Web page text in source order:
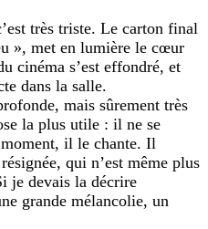
très triste. Le carton final
», met en lumière le cœur
cinéma s’est effondré, et
dans la salle.
mais sûrement très
la plus utile : il ne se
moment, il le chante. Il
qui n’est même plus
je devais la décrire
grande mélancolie, un